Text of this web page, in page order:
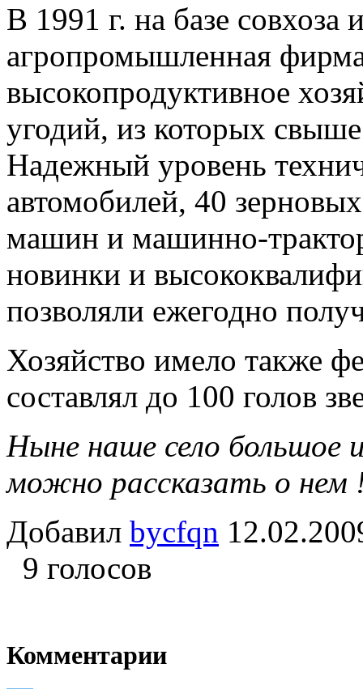
В 1991 г. на базе
агропромышленная
высокопродуктивное
угодий, из которых
Надежный уровень
автомобилей, 40
машин и машинно-
новинки и
позволяли ежегодно
Хозяйство имело также
составлял до 100 голов
Ныне наше село большое
можно расcказать о нем
Добавил bycfqn
9 голосов
Комментарии